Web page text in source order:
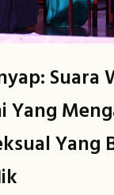
Suara
Yang
Yang